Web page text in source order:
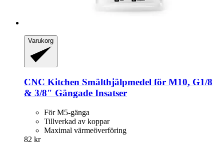
Varukorg
CNC Kitchen Smälthjälpmedel för M10, G1/8
& 3/8" Gängade Insatser
För M5-gänga
Tillverkad av koppar
Maximal värmeöverföring
82 kr